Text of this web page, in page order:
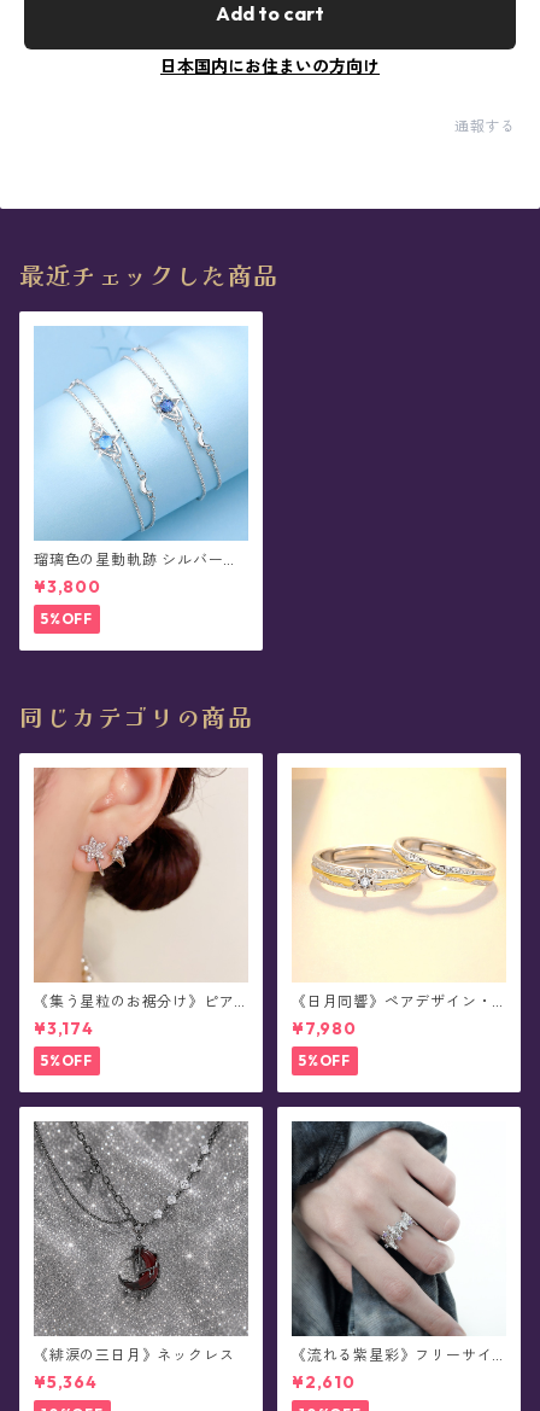
Add to cart
日本国内にお住まいの方向け
通報する
最近チェックした商品
瑠璃色の星動軌跡 シルバーブ
レスレット(全2色)
¥3,800
5%OFF
同じカテゴリの商品
《集う星粒のお裾分け》ピア
ス
¥3,174
5%OFF
《日月同響》ペアデザイン・
シルバーリング
¥7,980
5%OFF
《緋涙の三日月》ネックレス
¥5,364
《流れる紫星彩》フリーサイ
ズ・リング
¥2,610